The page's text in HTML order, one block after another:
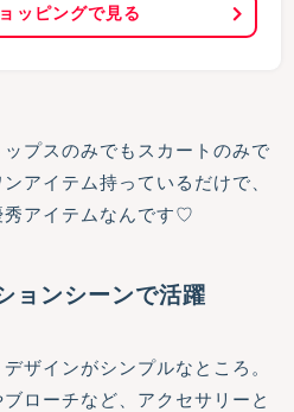
ッピングで見る
プスのみでもスカートのみで
アイテム持っているだけで、
秀アイテムなんです♡
ョンシーンで活躍
ザインがシンプルなところ。
ローチなど、アクセサリーと